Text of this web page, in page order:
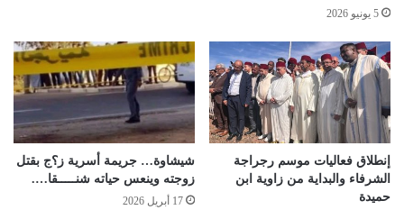
5 يونيو 2026
إنطلاق فعاليات موسم رجراجة
الشرفاء والبداية من زاوية ابن
حميدة
شيشاوة… جريمة أسرية ز؟ج بقتل
زوجته وينعس حياته شنـــــقا….
17 أبريل 2026